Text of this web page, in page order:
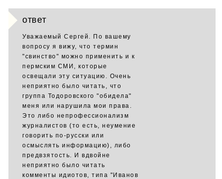
ответ
Уважаемый Сергей. По вашему
вопросу я вижу, что термин
"свинство" можно применить и к
пермским СМИ, которые
освещали эту ситуацию. Очень
неприятно было читать, что
группа Тодоровского "обидела"
меня или нарушила мои права.
Это либо непрофессионализм
журналистов (то есть, неумение
говорить по-русски или
осмыслять информацию), либо
предвзятость. И вдвойне
неприятно было читать
комменты идиотов, типа "Иванов